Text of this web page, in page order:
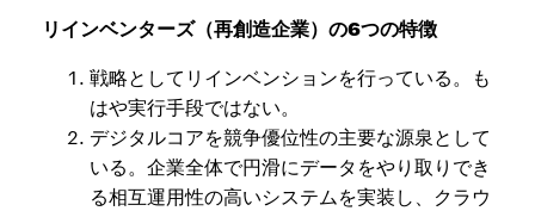
リインベンターズ（再創造企業）の6つの特徴
戦略としてリインベンションを行っている。も
はや実行手段ではない。
デジタルコアを競争優位性の主要な源泉として
いる。企業全体で円滑にデータをやり取りでき
る相互運用性の高いシステムを実装し、クラウ